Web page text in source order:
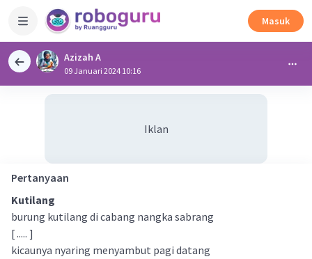
Masuk
Azizah A
09 Januari 2024 10:16
Iklan
Pertanyaan
Kutilang
burung kutilang di cabang nangka sabrang
[ ..... ]
kicaunya nyaring menyambut pagi datang